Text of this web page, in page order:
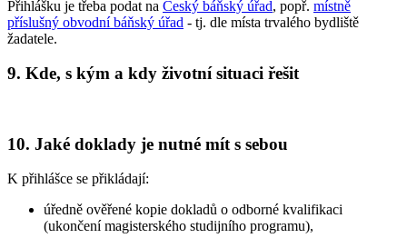
Přihlášku je třeba podat na Český báňský úřad, popř. místně
příslušný obvodní báňský úřad - tj. dle místa trvalého bydliště
žadatele.
9. Kde, s kým a kdy životní situaci řešit
10. Jaké doklady je nutné mít s sebou
K přihlášce se přikládají:
úředně ověřené kopie dokladů o odborné kvalifikaci
(ukončení magisterského studijního programu),